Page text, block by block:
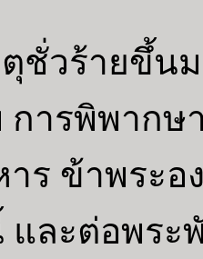
ตุชั่วร้ายขึ้
การพิพากษ
ร ข้าพระ
และต่อพระ